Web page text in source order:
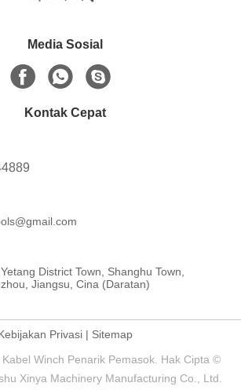
Media Sosial
Kontak Cepat
District Town, Shanghu Town,
Jiangsu, Cina (Daratan)
Privasi | Sitemap
Winch Penarik Pemasok. Hak Cipta ©
Xinya Machinery Manufacturing Co., Ltd.